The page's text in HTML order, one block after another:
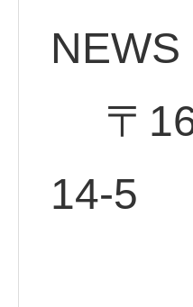
〒